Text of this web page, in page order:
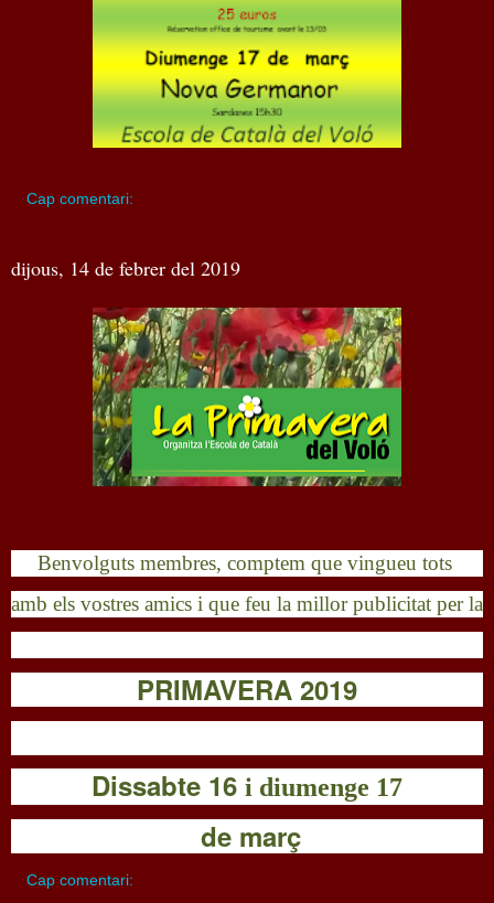
Cap comentari:
dijous, 14 de febrer del 2019
Benvolguts membres, comptem que vingueu tots
amb els vostres amics i que feu la millor publicitat per la
PRIMAVERA 2019
Dissabte 16 i diumenge 17
de març
Cap comentari: